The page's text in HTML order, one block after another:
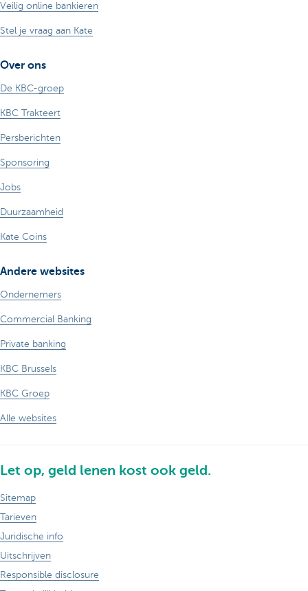
Veilig online bankieren
Stel je vraag aan Kate
Over ons
De KBC-groep
KBC Trakteert
Persberichten
Sponsoring
Jobs
Duurzaamheid
Kate Coins
Andere websites
Ondernemers
Commercial Banking
Private banking
KBC Brussels
KBC Groep
Alle websites
Let op, geld lenen kost ook geld.
Sitemap
Tarieven
Juridische info
Uitschrijven
Responsible disclosure